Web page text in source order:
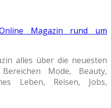
Magazin rund um
alles über die neuesten
Mode, Beauty,
Leben, Reisen, Jobs,